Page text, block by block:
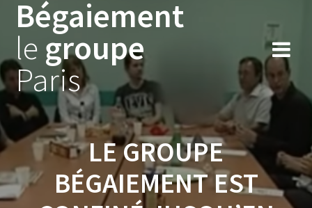
Skip
to
Bégaiement
le groupe
Paris
LE GROUPE
BÉGAIEMENT EST